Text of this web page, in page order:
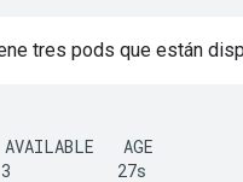
tres pods que están
AGE